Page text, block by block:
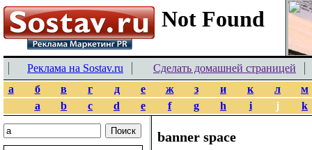
Реклама на Sostav.ru
Сделать домашней страницей
а
б в г д е ж з и к л
м
a
b c d e f g h i j k
banner space